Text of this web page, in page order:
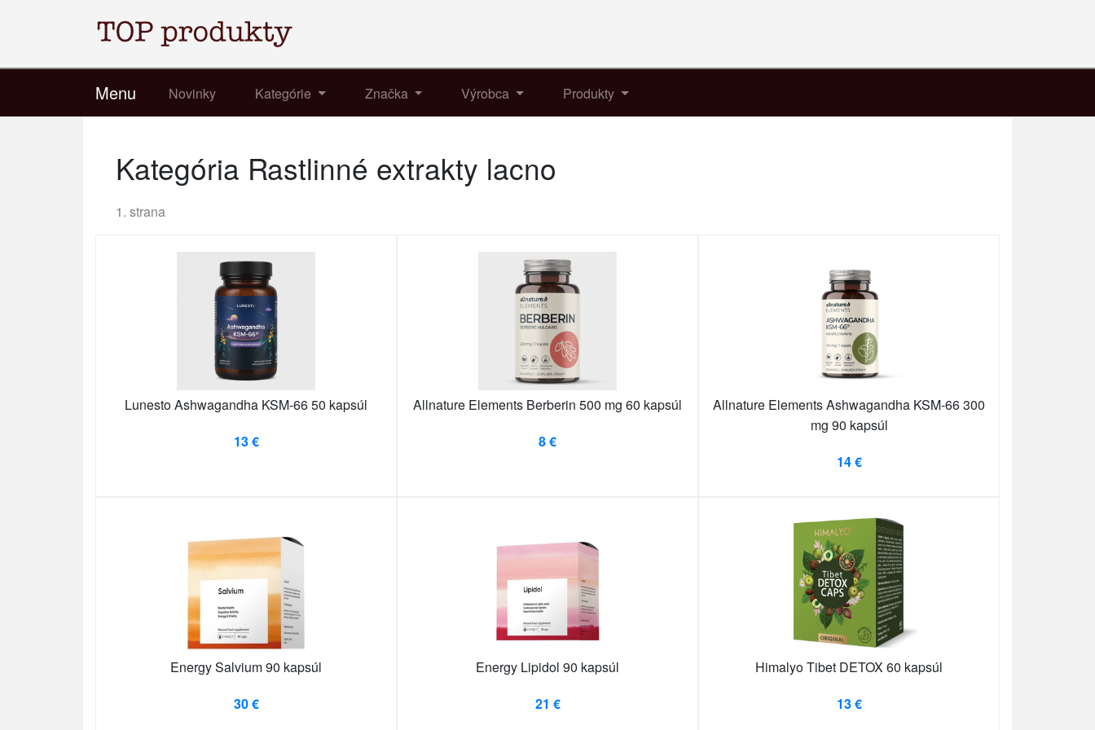
Menu Novinky Kategórie Značka Výrobca Produkty
Kategória Rastlinné extrakty lacno
1. strana
Lunesto Ashwagandha KSM-66 50 kapsúl
13 €
Allnature Elements Berberin 500 mg 60 kapsúl
8 €
Allnature Elements Ashwagandha KSM-66 300
mg 90 kapsúl
14 €
Energy Salvium 90 kapsúl
30 €
Energy Lipidol 90 kapsúl
21 €
Himalyo Tibet DETOX 60 kapsúl
13 €